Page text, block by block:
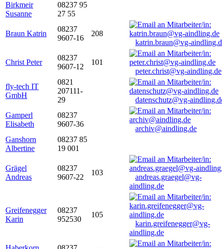
Birkmeir
Susanne
08237 95
27 55
Braun Katrin
08237
9607-16
208
katrin.braun@vg-
Christ Peter
08237
9607-12
101
peter.christ@vg-aindling.de
fly-tech IT
GmbH
0821
207111-
29
datenschutz@vg-
Gamperl
Elisabeth
08237
9607-36
archiv@aindling.de
Ganshorn
Albertine
08237 85
19 001
Grägel
Andreas
08237
9607-22
103
andreas.graegel@vg-
aindling.de
Greifenegger
Karin
08237
952530
105
karin.greifenegger@vg-
aindling.de